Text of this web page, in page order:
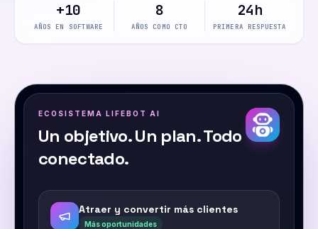
+10
AÑOS EN SOFTWARE
8
AÑOS COMO CTO
24h
PRIMERA RESPUESTA
ECOSISTEMA LIFEBOT AI
Un objetivo. Un plan. Todo
conectado.
Atraer y convertir más clientes
Más oportunidades